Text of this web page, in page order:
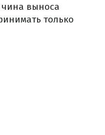
выноса
только